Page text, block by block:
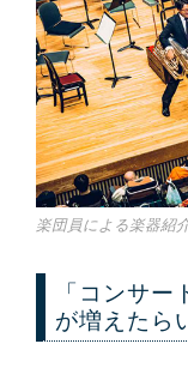
楽団員による楽器紹
「コンサ
が増えたら